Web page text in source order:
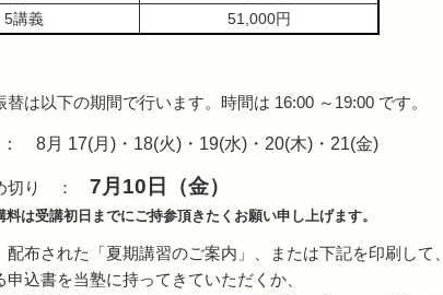
5講義
51,000円
替は以下の期間で行います。時間は 16:00 ～19:00 です。
8月 17(月)・18(火)・19(水)・20(木)・21(金)
切り ： 7月10日（金）
は受講初日までにご持参頂きたくお願い申し上げます。
配布された「夏期講習のご案内」、または下記を印刷して、
申込書を当塾に持ってきていただくか、